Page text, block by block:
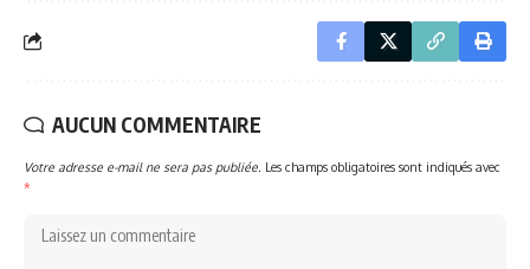
AUCUN COMMENTAIRE
Votre adresse e-mail ne sera pas publiée. Les champs obligatoires sont indiqués avec
*